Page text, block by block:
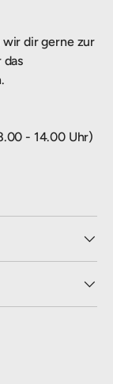
wir dir gerne zur
- 14.00 Uhr)